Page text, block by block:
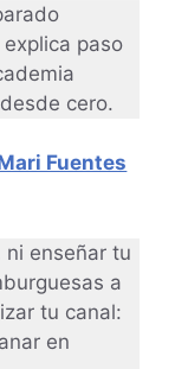
paso
cero.
Fuentes
ni enseñar tu
a
tu canal:
en